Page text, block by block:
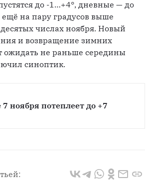
до -1…+4°, дневные — до
ещё на пару градусов выше
числах ноября. Новый
и возвращение зимних
ожидать не раньше середины
синоптик.
ноября потеплеет до +7